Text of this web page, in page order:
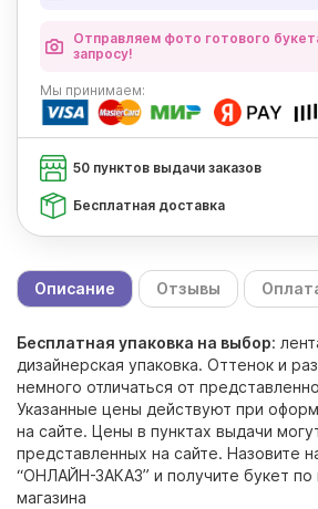
Отправляем фото готового
запросу!
Мы принимаем:
50 пунктов выдачи заказов
Бесплатная доставка
Описание Отзывы
Бесплатная упаковка на выбор:
дизайнерская упаковка. Оттенок и
немного отличаться от
Указанные цены действуют при
на сайте. Цены в пунктах выдачи
представленных на сайте. Назовите
“ОНЛАЙН-ЗАКАЗ” и получите букет
магазина